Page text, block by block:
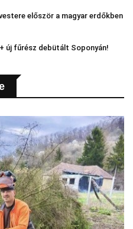
először a magyar erdőkben
új fűrész debütált Soponyán!